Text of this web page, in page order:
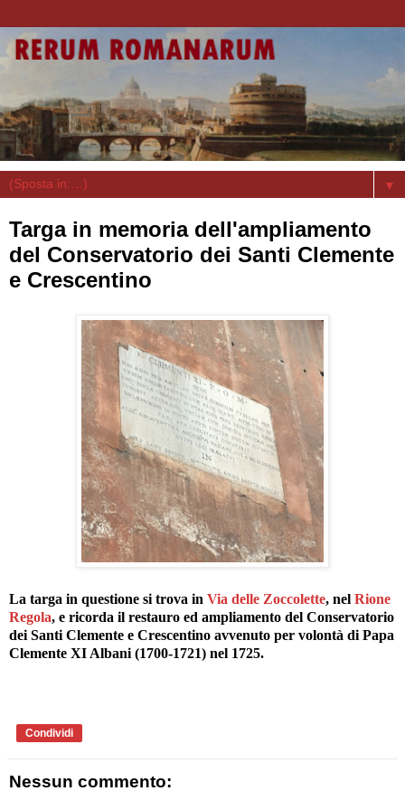
▼
Targa in memoria dell'ampliamento
del Conservatorio dei Santi Clemente
e Crescentino
La targa in questione si trova in Via delle Zoccolette, nel Rione
Regola, e ricorda il restauro ed ampliamento del Conservatorio
dei Santi Clemente e Crescentino avvenuto per volontà di Papa
Clemente XI Albani (1700-1721) nel 1725.
Condividi
Nessun commento: